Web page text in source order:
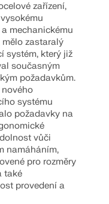
zařízení,
mechanickému
zastaralý
systém, který již
současným
požadavkům.
systému
požadavky na
vůči
namáháním,
pro rozměry
také
provedení a